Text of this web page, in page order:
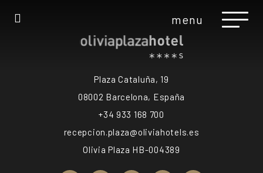
menu
Plaza Cataluña, 19
08002 Barcelona, España
+34 933 168 700
recepcion.plaza@oliviahotels.es
Olivia Plaza HB-004389